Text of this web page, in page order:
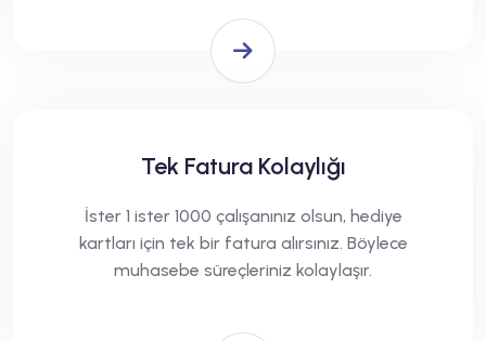
Tek Fatura Kolaylığı
İster 1 ister 1000 çalışanınız olsun, hediye
kartları için tek bir fatura alırsınız. Böylece
muhasebe süreçleriniz kolaylaşır.